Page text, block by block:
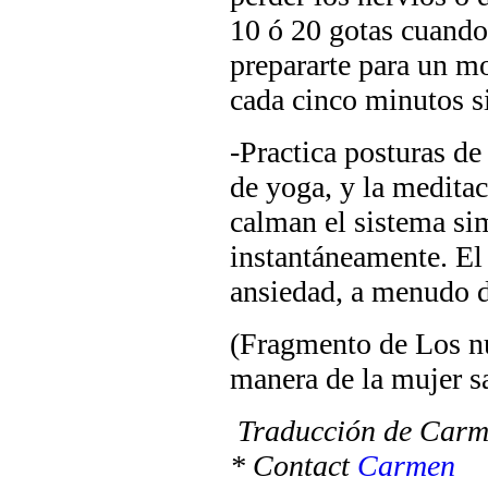
10 ó 20 gotas
prepararte para un
cada cinco minutos
-Practica posturas
de yoga, y la
calman el sistema
instantáneamente.
ansiedad, a menudo
(Fragmento de Los
manera de la mujer
Traducción de
* Contact Carmen